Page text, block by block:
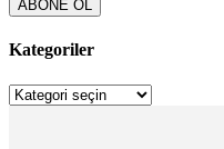
Kategoriler
Kategoriler